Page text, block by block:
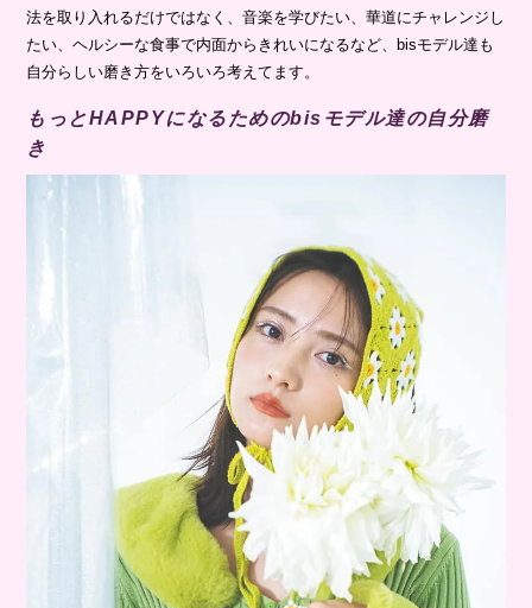
法を取り入れるだけではなく、音楽を学びたい、華道にチャレンジし
たい、ヘルシーな食事で内面からきれいになるなど、bisモデル達も
自分らしい磨き方をいろいろ考えてます。
もっとHAPPYになるためのbisモデル達の自分磨
き